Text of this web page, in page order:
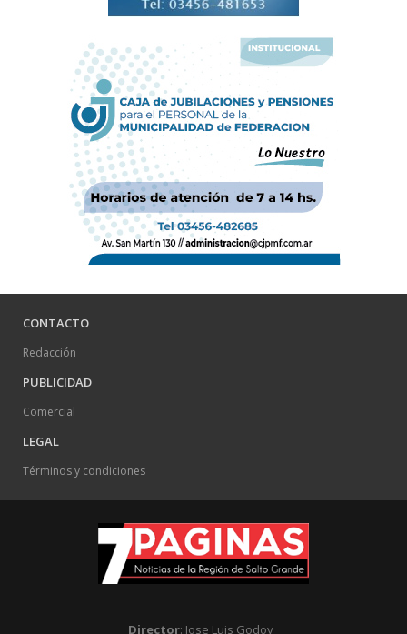
CONTACTO
Redacción
PUBLICIDAD
Comercial
LEGAL
Términos y condiciones
Director: Jose Luis Godoy